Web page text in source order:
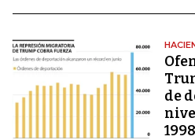
de
1998